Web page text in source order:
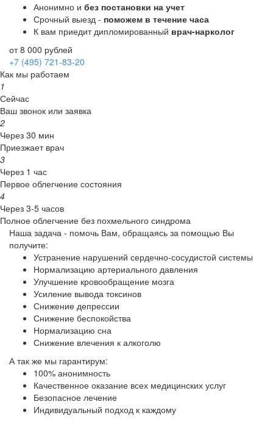
Анонимно и без постановки на учет
Срочный выезд - поможем в течение часа
К вам приедит дипломированный врач-нарколог
от 8 000 рублей
+7 (495) 721-83-20
Как мы работаем
1
Сейчас
Ваш звонок или заявка
2
Через 30 мин
Приезжает врач
3
Через 1 час
Первое облегчение состояния
4
Через 3-5 часов
Полное облегчение без похмельного синдрома
Наша задача - помочь Вам, обращаясь за помощью Вы
получите:
Устранение нарушений сердечно-сосудистой системы
Нормализацию артериального давления
Улучшение кровообращение мозга
Усиление вывода токсинов
Снижение депрессии
Снижение беспокойства
Нормализацию сна
Снижение влечения к алкоголю
А так же мы гарантирум:
100% анонимность
Качественное оказание всех медицинских услуг
Безопасное лечение
Индивидуальный подход к каждому